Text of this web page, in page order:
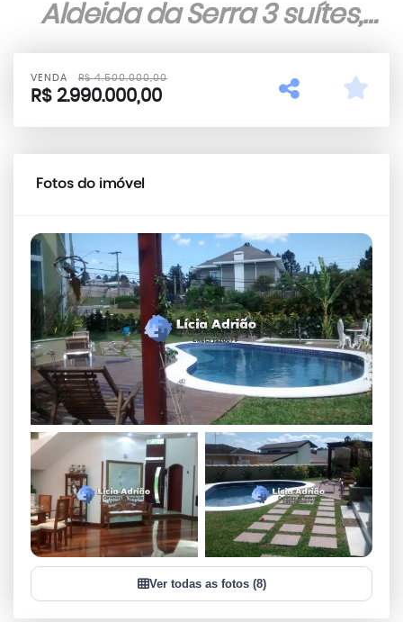
Aldeida da Serra 3 suítes,
VENDA R$4.500.000,00
R$ 2.990.000,00
Fotos do imóvel
+5
VER TODAS AS FOTOS
Ver todas as fotos (8)